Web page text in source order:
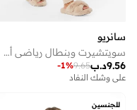
سانريو
سويتشيرت وبنطال رياضي أطفال ميكي ماوس
د.ب9.56
9.65
-1%
على وشك النفاد
للجنسين